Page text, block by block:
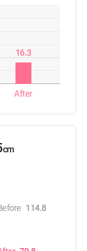
After
16.3
cm
114.8